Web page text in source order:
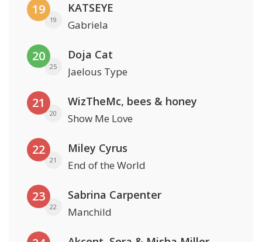
19
19
KATSEYE
Gabriela
20
25
Doja Cat
Jaelous Type
21
20
WizTheMc, bees & honey
Show Me Love
22
21
Miley Cyrus
End of the World
23
22
Sabrina Carpenter
Manchild